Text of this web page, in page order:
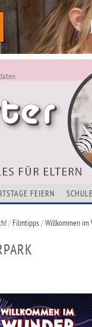
ALSTERKIND -
Alles Neu
FEIERN
/Filmtipps/Willkommen im